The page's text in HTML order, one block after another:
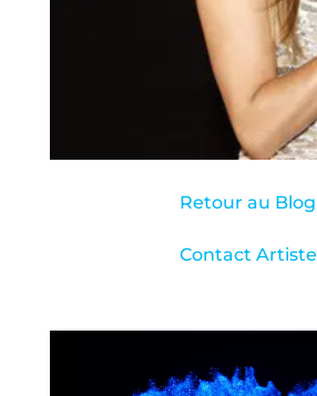
Retour au Blog
Contact Artiste